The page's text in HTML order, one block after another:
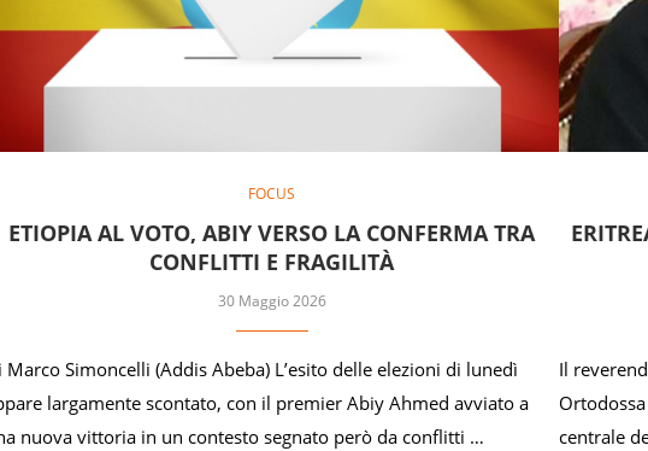
FOCUS
ETIOPIA AL VOTO, ABIY VERSO LA CONFERMA TRA
CONFLITTI E FRAGILITÀ
30 Maggio 2026
Marco Simoncelli (Addis Abeba) L’esito delle elezioni di lunedì
largamente scontato, con il premier Abiy Ahmed avviato a
nuova vittoria in un contesto segnato però da conflitti …
Il
centrale